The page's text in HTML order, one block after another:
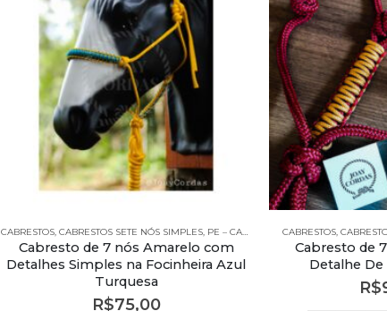
,PE – CABRESTOS - 7 NÓS SIMPLES
CABRESTOS, CABRESTOS SETE NÓS SIMPLES, PE – CABRESTOS ,PE – CABRESTOS - 7
Cabresto de 7 nós Amarelo com
Detalhes Simples na Focinheira Azul
Turquesa
R$75,00
CABRESTOS,
Cabresto de
Detalhe De
R$